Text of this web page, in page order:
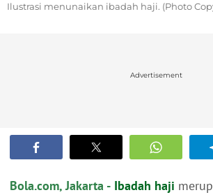
Ilustrasi menunaikan ibadah haji. (Photo
Advertisement
Bola.com, Jakarta - Ibadah haji